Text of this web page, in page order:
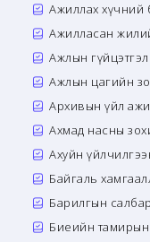
Ажиллах хүчний
Ажилласан
Ажлын
Ажлын цагийн
Архивын үйл
Ахмад насны
Ахуйн
Байгаль
Барилгын
Биеийн тамирын